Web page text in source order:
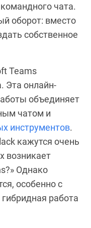
чата.
оборот: вместо
собственное
Teams
Эта онлайн-
объединяет
чатом и
инструментов.
кажутся очень
возникает
Однако
особенно с
работа